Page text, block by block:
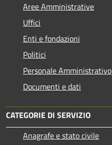
Aree Amministrative
Uffici
Enti e fondazioni
Politici
Personale Amministrativo
Documenti e dati
CATEGORIE DI SERVIZIO
Anagrafe e stato civile